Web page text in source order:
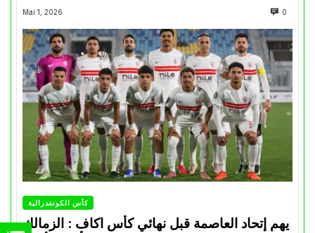
Mai 1, 2026 0
كأس الكونفدرالية
يهم إتحاد العاصمة قبل نهائي كأس اكاف : الزمالك